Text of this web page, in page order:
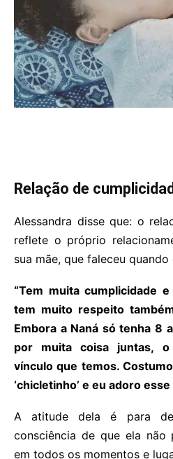
Relação de
Alessandra disse que: o
reflete o próprio
sua mãe, que faleceu quando
“Tem muita cumplicidade
tem muito respeito
Embora a Naná só tenha 8
por muita coisa juntas,
vínculo que temos.
‘chicletinho’ e eu adoro
A atitude dela é para
consciência de que ela
em todos os momentos e